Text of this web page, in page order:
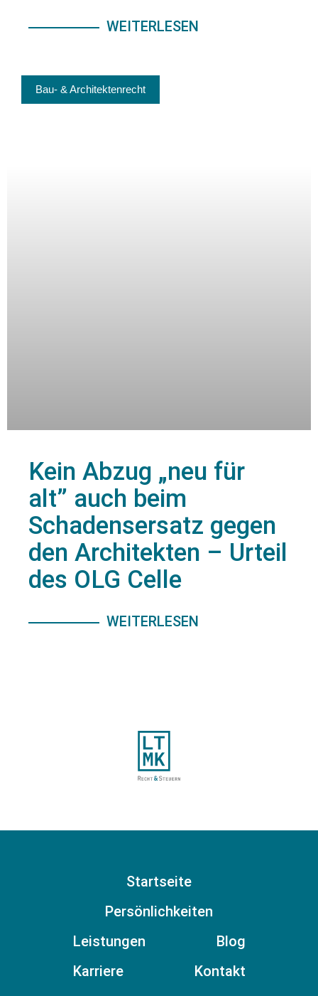
WEITERLESEN
Bau- & Architektenrecht
Kein Abzug „neu für
alt” auch beim
Schadensersatz gegen
den Architekten – Urteil
des OLG Celle
WEITERLESEN
Startseite
Persönlichkeiten
Leistungen
Blog
Karriere
Kontakt